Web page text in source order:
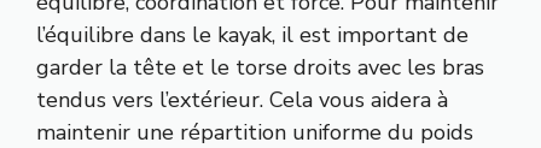
l’équilibre dans le kayak, il est important de
garder la tête et le torse droits avec les bras
tendus vers l’extérieur. Cela vous aidera à
maintenir une répartition uniforme du poids